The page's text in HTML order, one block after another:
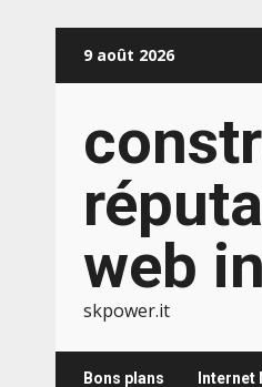
9 août 2026
web
skpower.it
Bons plans